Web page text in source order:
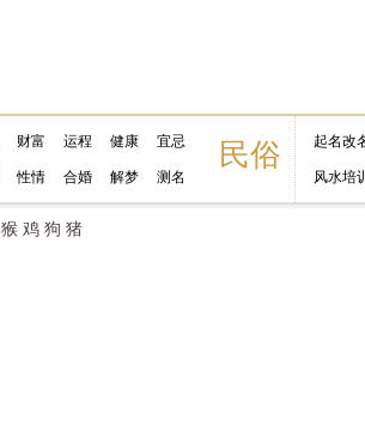
财富 运程 健康 宜忌
性情 合婚 解梦 测名
民俗 起名改
风水培
猴 鸡 狗 猪